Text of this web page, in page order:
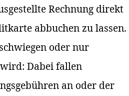
Rechnung direkt
abbuchen zu lassen.
oder nur
Dabei fallen
an oder der